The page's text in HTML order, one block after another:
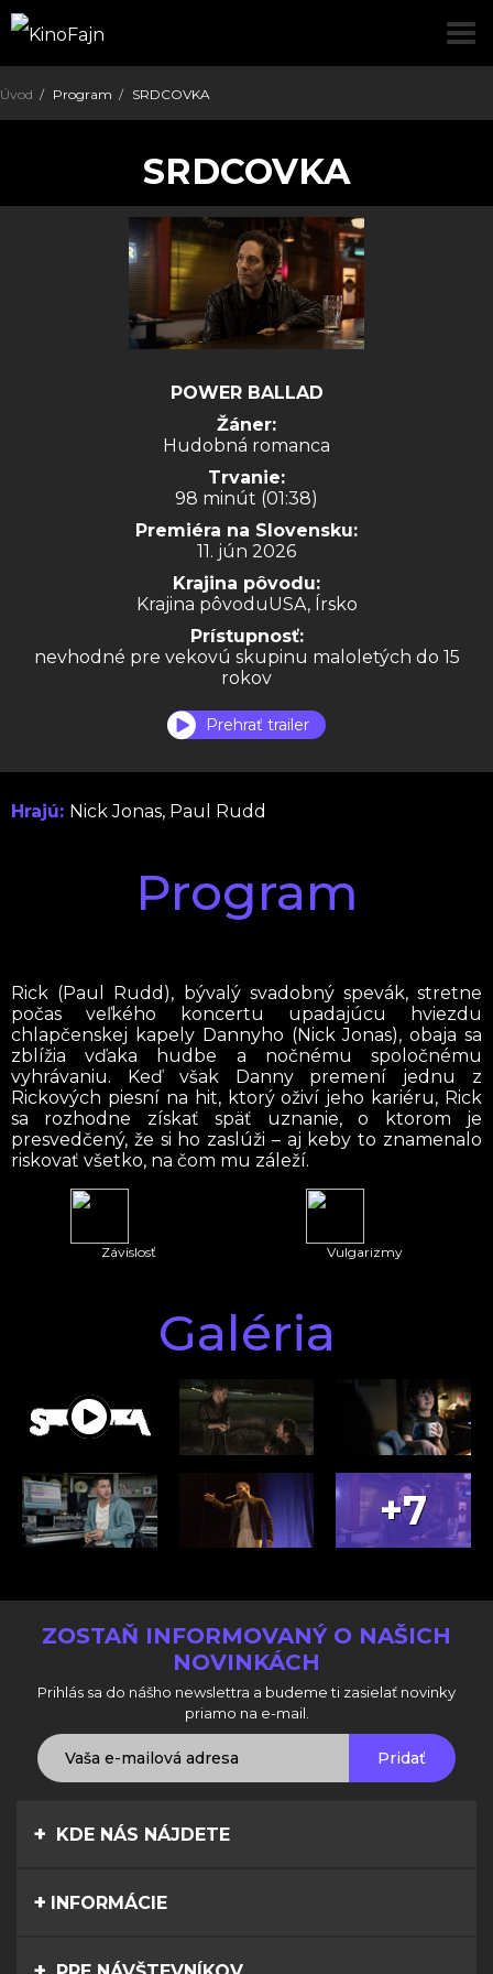
Úvod Program SRDCOVKA
SRDCOVKA
POWER BALLAD
Žáner:
Hudobná romanca
Trvanie:
98 minút (01:38)
Premiéra na Slovensku:
11. jún 2026
Krajina pôvodu:
Krajina pôvoduUSA, Írsko
Prístupnosť:
nevhodné pre vekovú skupinu maloletých do 15
rokov
Prehrať trailer
Hrajú: Nick Jonas, Paul Rudd
Program
Rick (Paul Rudd), bývalý svadobný spevák, stretne
počas veľkého koncertu upadajúcu hviezdu
chlapčenskej kapely Dannyho (Nick Jonas), obaja sa
zblížia vďaka hudbe a nočnému spoločnému
vyhrávaniu. Keď však Danny premení jednu z
Rickových piesní na hit, ktorý oživí jeho kariéru, Rick
sa rozhodne získať späť uznanie, o ktorom je
presvedčený, že si ho zaslúži – aj keby to znamenalo
riskovať všetko, na čom mu záleží.
Závislosť Vulgarizmy
Galéria
+7
ZOSTAŇ INFORMOVANÝ O NAŠICH
NOVINKÁCH
Prihlás sa do nášho newslettra a budeme ti zasielať novinky
priamo na e-mail.
Pridať
KDE NÁS NÁJDETE
INFORMÁCIE